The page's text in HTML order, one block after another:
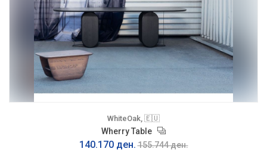
WhiteOak, 🇪🇺
Wherry Table
140.170 ден. 155.744 ден.